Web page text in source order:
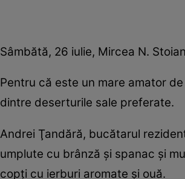
Sâmbătă, 26 iulie, Mircea N.
Pentru că este un mare amator
dintre deserturile sale preferate.
Andrei Ţandără, bucătarul
umplute cu brânză şi spanac şi
copţi cu ierburi aromate şi ouă.